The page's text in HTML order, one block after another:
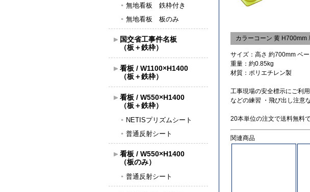
無地看板 鉄枠付き
無地看板 板のみ
国交省工事件名板
（板＋鉄枠）
看板 / W1100×H1400
（板＋鉄枠）
看板 / W550×H1400
（板＋鉄枠）
NETISプリズムシート
普通反射シート
看板 / W550×H1400
（板のみ）
普通反射シート
カラーコーン 黄 H700mm
サイズ：高さ 約700mm ベ
重量：約0.85kg
材質：ポリエチレン製
工事現場の安全標示にご利
などの練習 ・飛び出し注意
20本単位の注文で送料無料
関連商品